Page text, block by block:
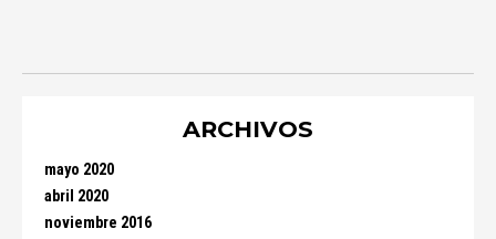
ARCHIVOS
mayo 2020
abril 2020
noviembre 2016